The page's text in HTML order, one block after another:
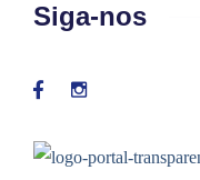
Siga-nos